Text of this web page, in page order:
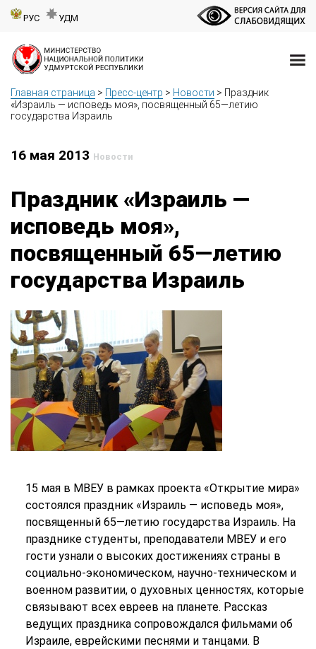
РУС УДМ
Главная страница > Пресс-центр > Новости > Праздник
«Израиль — исповедь моя», посвященный 65—летию
государства Израиль
16 мая 2013 Новости
Праздник «Израиль —
исповедь моя»,
посвященный 65—летию
государства Израиль
15 мая в МВЕУ в рамках проекта «Открытие мира»
состоялся праздник «Израиль — исповедь моя»,
посвященный 65—летию государства Израиль. На
празднике студенты, преподаватели МВЕУ и его
гости узнали о высоких достижениях страны в
социально-экономическом, научно-техническом и
военном развитии, о духовных ценностях, которые
связывают всех евреев на планете. Рассказ
ведущих праздника сопровождался фильмами об
Израиле, еврейскими песнями и танцами. В